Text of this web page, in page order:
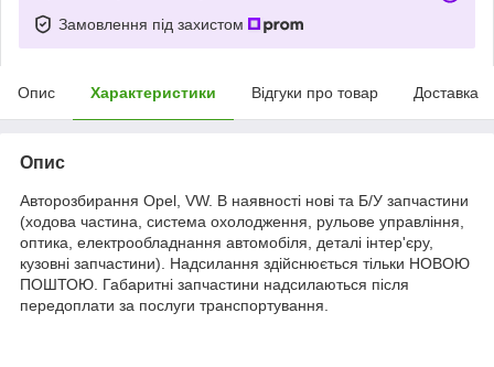
Замовлення під захистом
Опис Характеристики Відгуки про товар Доставка
Опис
Авторозбирання Opel, VW. В наявності нові та Б/У запчастини
(ходова частина, система охолодження, рульове управління,
оптика, електрообладнання автомобіля, деталі інтер'єру,
кузовні запчастини). Надсилання здійснюється тільки НОВОЮ
ПОШТОЮ. Габаритні запчастини надсилаються після
передоплати за послуги транспортування.